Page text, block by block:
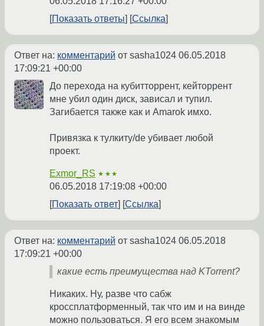
Показать ответы
Ссылка
Ответ на: комментарий от sasha1024 06.05.2018
17:09:21 +00:00
До перехода на кубитторрент, кейторрент
мне убил один диск, зависал и тупил.
Загибается также как и Amarok имхо.
Привязка к тулкиту/de убивает любой
проект.
Exmor_RS ★★★
06.05.2018 17:19:08 +00:00
Показать ответ
Ссылка
Ответ на: комментарий от sasha1024 06.05.2018
17:09:21 +00:00
какие есть преимущества над KTorrent?
Никаких. Ну, разве что сабж
кроссплатформенный, так что им и на винде
можно пользоваться. Я его всем знакомым